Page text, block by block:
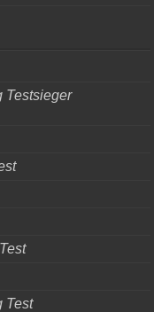
Testsieger
Test